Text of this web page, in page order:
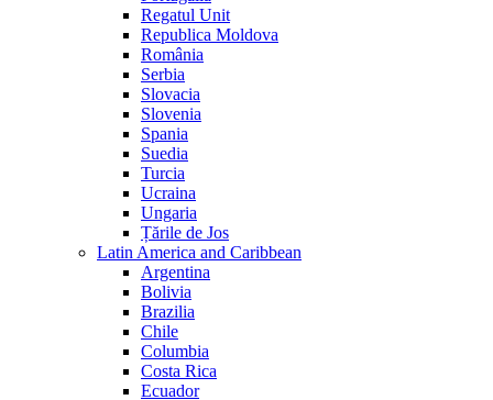
Regatul Unit
Republica Moldova
România
Serbia
Slovacia
Slovenia
Spania
Suedia
Turcia
Ucraina
Ungaria
Țările de Jos
Latin America and Caribbean
Argentina
Bolivia
Brazilia
Chile
Columbia
Costa Rica
Ecuador